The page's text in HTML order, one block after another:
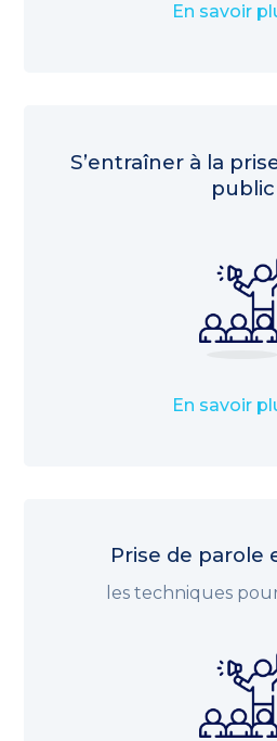
En savoir
S’entraîner à la
public
En savoir
Prise de parole
les techniques